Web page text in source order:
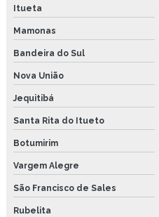
Itueta
Mamonas
Bandeira do Sul
Nova União
Jequitibá
Santa Rita do Itueto
Botumirim
Vargem Alegre
São Francisco de Sales
Rubelita